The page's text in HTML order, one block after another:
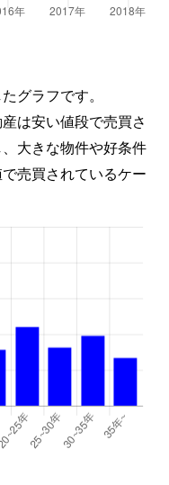
グラフです。
は安い値段で売買さ
大きな物件や好条件
売買されているケー